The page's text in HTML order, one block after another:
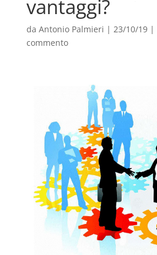
vantaggi?
da Antonio Palmieri | 23/10/19|
commento